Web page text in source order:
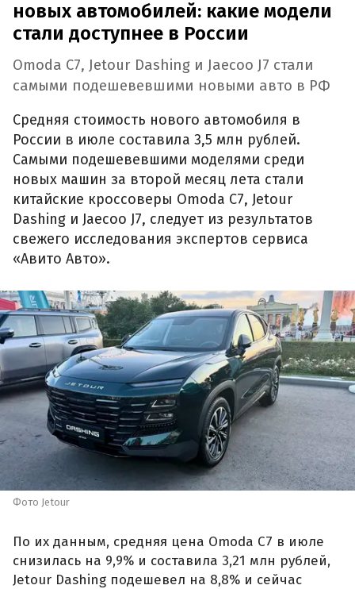
новых автомобилей: какие модели
стали доступнее в России
Omoda C7, Jetour Dashing и Jaecoo J7 стали
самыми подешевевшими новыми авто в РФ
Средняя стоимость нового автомобиля в
России в июле составила 3,5 млн рублей.
Самыми подешевевшими моделями среди
новых машин за второй месяц лета стали
китайские кроссоверы Omoda C7, Jetour
Dashing и Jaecoo J7, следует из результатов
свежего исследования экспертов сервиса
«Авито Авто».
Фото Jetour
По их данным, средняя цена Omoda C7 в июле
снизилась на 9,9% и составила 3,21 млн рублей,
Jetour Dashing подешевел на 8,8% и сейчас